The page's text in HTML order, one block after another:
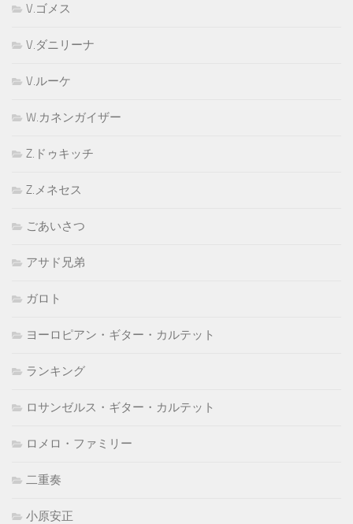
V.ゴメス
V.ダニリーナ
V.ルーケ
W.カネンガイザー
Z.ドゥキッチ
Z.メネセス
ごあいさつ
アサド兄弟
ガロト
ヨーロピアン・ギター・カルテット
ランキング
ロサンゼルス・ギター・カルテット
ロメロ・ファミリー
二重奏
小原安正